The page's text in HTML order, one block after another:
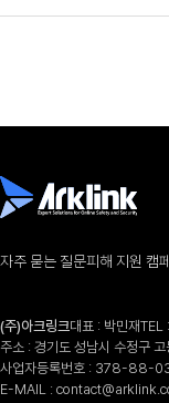
자주 묻는 질문피해 지원 캠
(주)아크링크대표 : 박민재TEL :
주소 : 경기도 성남시 수정구
사업자등록번호 : 378-88-
E-MAIL :